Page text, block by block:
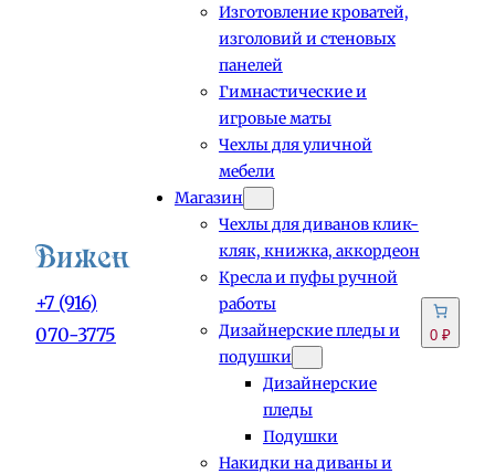
+7 (916)
070-3775
Изготовление кроватей,
изголовий и стеновых
панелей
Гимнастические и
игровые маты
Чехлы для уличной
мебели
Магазин
Чехлы для диванов клик-
кляк, книжка, аккордеон
Кресла и пуфы ручной
работы
Дизайнерские пледы и
подушки
Дизайнерские
пледы
Подушки
Накидки на диваны и
0 ₽